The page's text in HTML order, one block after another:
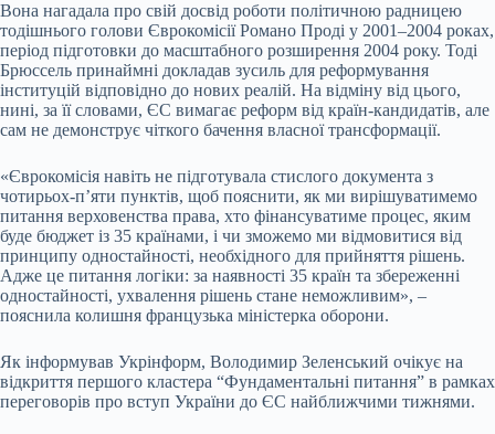
Вона нагадала про свій досвід роботи політичною радницею
тодішнього голови Єврокомісії Романо Проді у 2001–2004 роках,
період підготовки до масштабного розширення 2004 року. Тоді
Брюссель принаймні докладав зусиль для реформування
інституцій відповідно до нових реалій. На відміну від цього,
нині, за її словами, ЄС вимагає реформ від країн-кандидатів, але
сам не демонструє чіткого бачення власної трансформації.
«Єврокомісія навіть не підготувала стислого документа з
чотирьох-п’яти пунктів, щоб пояснити, як ми вирішуватимемо
питання верховенства права, хто фінансуватиме процес, яким
буде бюджет із 35 країнами, і чи зможемо ми відмовитися від
принципу одностайності, необхідного для прийняття рішень.
Адже це питання логіки: за наявності 35 країн та збереженні
одностайності, ухвалення рішень стане неможливим», –
пояснила колишня французька міністерка оборони.
Як інформував Укрінформ, Володимир Зеленський очікує на
відкриття першого кластера “Фундаментальні питання” в рамках
переговорів про вступ України до ЄС найближчими тижнями.